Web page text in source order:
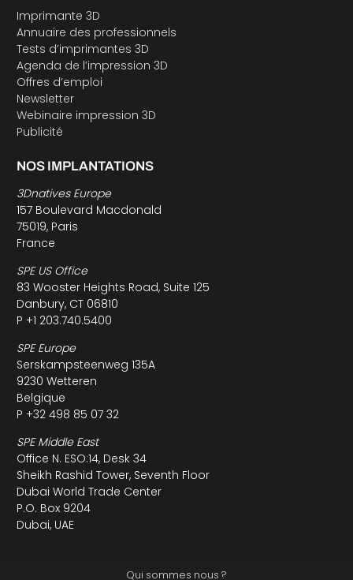
Imprimante 3D
Annuaire des professionnels
Tests d’imprimantes 3D
Agenda de l’impression 3D
Offres d’emploi
Newsletter
Webinaire impression 3D
Publicité
NOS IMPLANTATIONS
3Dnatives Europe
157 Boulevard Macdonald
75019, Paris
France
SPE US Office
83 Wooster Heights Road, Suite 125
Danbury, CT 06810
P +1 203.740.5400
SPE Europe
Serskampsteenweg 135A
9230 Wetteren
Belgique
P +32 498 85 07 32
SPE Middle East
Office N. ESO:14, Desk 34
Sheikh Rashid Tower, Seventh Floor
Dubai World Trade Center
P.O. Box 9204
Dubai, UAE
Qui sommes nous ?